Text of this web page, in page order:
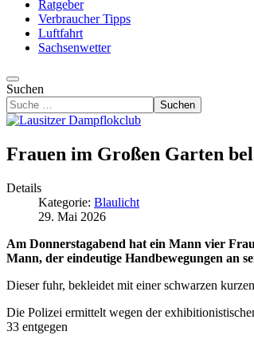
Ratgeber
Verbraucher Tipps
Luftfahrt
Sachsenwetter
Suchen
Suchen
Frauen im Großen Garten
Details
Kategorie: Blaulicht
29. Mai 2026
Am Donnerstagabend hat ein Mann vier
Mann, der eindeutige Handbewegungen an
Dieser fuhr, bekleidet mit einer schwarzen
Die Polizei ermittelt wegen der
33 entgegen